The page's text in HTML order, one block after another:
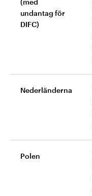
(med
undantag för
DIFC)
Nederländerna
Polen